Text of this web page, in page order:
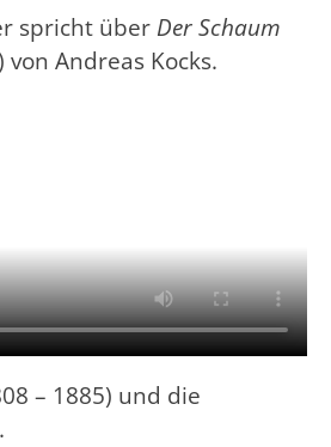
spricht über Der Schaum
von Andreas Kocks.
– 1885) und die